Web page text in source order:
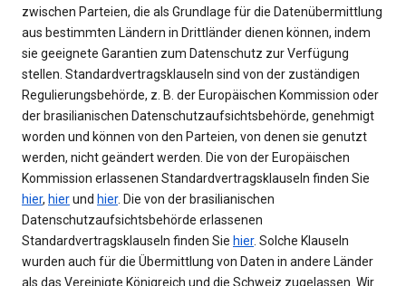
zwischen Parteien, die als Grundlage für die Datenübermittlung
aus bestimmten Ländern in Drittländer dienen können, indem
sie geeignete Garantien zum Datenschutz zur Verfügung
stellen. Standardvertragsklauseln sind von der zuständigen
Regulierungsbehörde, z. B. der Europäischen Kommission oder
der brasilianischen Datenschutzaufsichtsbehörde, genehmigt
worden und können von den Parteien, von denen sie genutzt
werden, nicht geändert werden. Die von der Europäischen
Kommission erlassenen Standardvertragsklauseln finden Sie
hier, hierund hier. Die von der brasilianischen
Datenschutzaufsichtsbehörde erlassenen
Standardvertragsklauseln finden Sie hier. Solche Klauseln
wurden auch für die Übermittlung von Daten in andere Länder
als das Vereinigte Königreich und die Schweiz zugelassen. Wir